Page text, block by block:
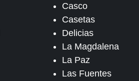
Casco
Casetas
Delicias
La Magdalena
La Paz
Las Fuentes